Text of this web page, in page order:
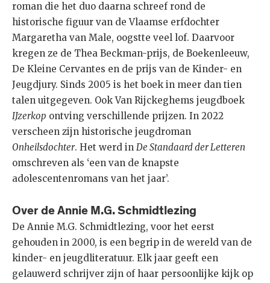
roman die het duo daarna schreef rond de
historische figuur van de Vlaamse erfdochter
Margaretha van Male, oogstte veel lof. Daarvoor
kregen ze de Thea Beckman-prijs, de Boekenleeuw,
De Kleine Cervantes en de prijs van de Kinder- en
Jeugdjury. Sinds 2005 is het boek in meer dan tien
talen uitgegeven. Ook Van Rijckeghems jeugdboek
IJzerkop ontving verschillende prijzen. In 2022
verscheen zijn historische jeugdroman
Onheilsdochter. Het werd in De Standaard der Letteren
omschreven als ‘een van de knapste
adolescentenromans van het jaar’.
Over de Annie M.G. Schmidtlezing
De Annie M.G. Schmidtlezing, voor het eerst
gehouden in 2000, is een begrip in de wereld van de
kinder- en jeugdliteratuur. Elk jaar geeft een
gelauwerd schrijver zijn of haar persoonlijke kijk op